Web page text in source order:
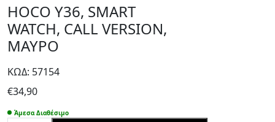
HOCO Y36, SMART
WATCH, CALL VERSION,
ΜΑΥΡΟ
ΚΩΔ: 57154
€34,90
Άμεσα Διαθέσιμο